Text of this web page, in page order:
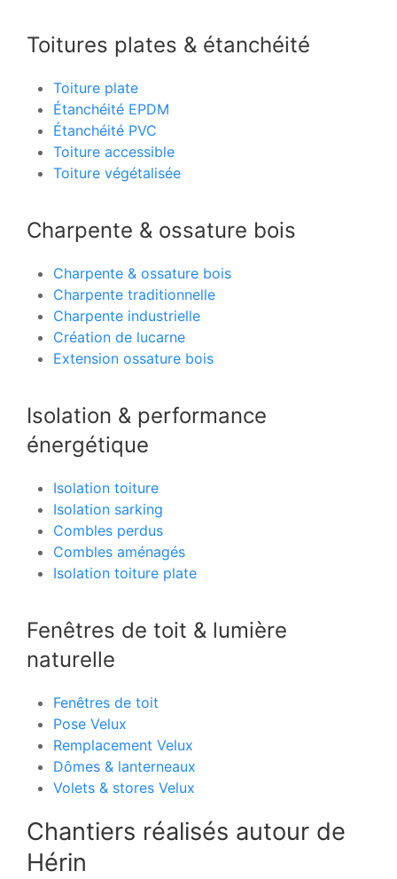
Toitures plates & étanchéité
Toiture plate
Étanchéité EPDM
Étanchéité PVC
Toiture accessible
Toiture végétalisée
Charpente & ossature bois
Charpente & ossature bois
Charpente traditionnelle
Charpente industrielle
Création de lucarne
Extension ossature bois
Isolation & performance
énergétique
Isolation toiture
Isolation sarking
Combles perdus
Combles aménagés
Isolation toiture plate
Fenêtres de toit & lumière
naturelle
Fenêtres de toit
Pose Velux
Remplacement Velux
Dômes & lanterneaux
Volets & stores Velux
Chantiers réalisés autour de
Hérin